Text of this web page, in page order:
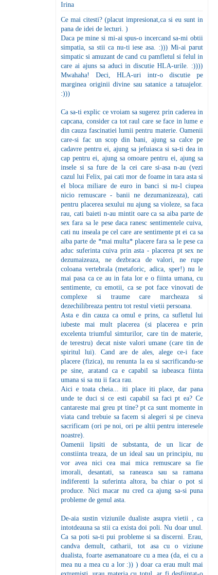
Irina
Ce mai citesti? (placut impresionat,ca si eu sunt in
pana de idei de lecturi. )
Daca pe mine si mi-ai spus-o incercand sa-mi obtii
simpatia, sa stii ca nu-ti iese asa. :))) Mi-ai parut
simpatic si amuzant de cand cu pamfletul si felul in
care ai ajuns sa aduci in discutie HLA-urile. :))))
Mwahaha! Deci, HLA-uri intr-o discutie pe
marginea originii divine sau satanice a tatuajelor.
:)))
Ca sa-ti explic ce vroiam sa sugerez prin caderea in
capcana, consider ca tot raul care se face in lume e
din cauza fascinatiei lumii pentru materie. Oamenii
care-si fac un scop din bani, ajung sa calce pe
cadavre pentru ei, ajung sa jefuiasca si sa-ti dea in
cap pentru ei, ajung sa omoare pentru ei, ajung sa
insele si sa fure de la cei care si-asa n-au (vezi
cazul lui Felix, pai cati mor de foame in tara asta si
el bloca miliare de euro in banci si nu-l ciupea
nicio remuscare - banii ne dezumanizeaza), cati
pentru placerea sexului nu ajung sa violeze, sa faca
rau, cati baieti n-au mintit oare ca sa aiba parte de
sex fara sa le pese daca ranesc sentimentele cuiva,
cati nu inseala pe cel care are sentimente pt ei ca sa
aiba parte de *mai multa* placere fara sa le pese ca
aduc suferinta cuiva prin asta - placerea pt sex ne
dezumaizeaza, ne dezbraca de valori, ne rupe
coloana vertebrala (metaforic, adica, sper!) nu le
mai pasa ca ce au in fata lor e o fiinta umana, cu
sentimente, cu emotii, ca se pot face vinovati de
complexe si traume care marcheaza si
dezechilibreaza pentru tot restul vietii persoana.
Asta e din cauza ca omul e prins, ca sufletul lui
iubeste mai mult placerea (si placerea e prin
excelenta triumful simturilor, care tin de materie,
de terestru) decat niste valori umane (care tin de
spiritul lui). Cand are de ales, alege ce-i face
placere (fizica), nu renunta la ea si sacrificandu-se
pe sine, aratand ca e capabil sa iubeasca fiinta
umana si sa nu ii faca rau.
Aici e toata cheia... iti place iti place, dar pana
unde te duci si ce esti capabil sa faci pt ea? Ce
cantareste mai greu pt tine? pt ca sunt momente in
viata cand trebuie sa facem si alegeri si pe cineva
sacrificam (ori pe noi, ori pe altii pentru interesele
noastre).
Oamenii lipsiti de substanta, de un licar de
constiinta treaza, de un ideal sau un principiu, nu
vor avea nici cea mai mica remuscare sa fie
imorali, desantati, sa raneasca sau sa ramana
indiferenti la suferinta altora, ba chiar o pot si
produce. Nici macar nu cred ca ajung sa-si puna
probleme de genul asta.
De-aia sustin viziunile dualiste asupra vietii , ca
intotdeauna sa stii ca exista doi poli. Nu doar unul.
Ca sa poti sa-ti pui probleme si sa discerni. Erau,
candva demult, catharii, tot asa cu o viziune
dualista, foarte asemanatoare cu a mea (da, ei cu a
mea nu a mea cu a lor :)) ) doar ca erau mult mai